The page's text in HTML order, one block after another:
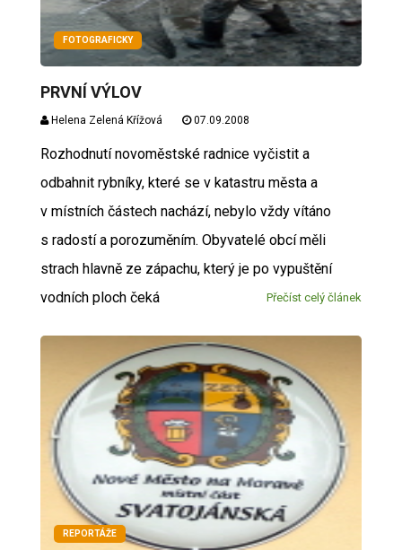
FOTOGRAFICKY
PRVNÍ VÝLOV
Helena Zelená Křížová 07.09.2008
Rozhodnutí novoměstské radnice vyčistit a
odbahnit rybníky, které se v katastru města a
v místních částech nachází, nebylo vždy vítáno
s radostí a porozuměním. Obyvatelé obcí měli
strach hlavně ze zápachu, který je po vypuštění
vodních ploch čeká
Přečíst celý článek
REPORTÁŽE